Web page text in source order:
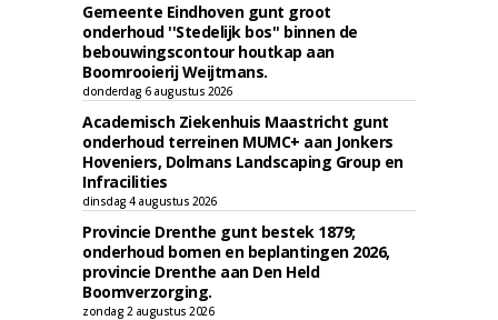
Gemeente Eindhoven gunt groot
onderhoud ''Stedelijk bos'' binnen de
bebouwingscontour houtkap aan
Boomrooierij Weijtmans.
donderdag 6 augustus 2026
Academisch Ziekenhuis Maastricht gunt
onderhoud terreinen MUMC+ aan Jonkers
Hoveniers, Dolmans Landscaping Group en
Infracilities
dinsdag 4 augustus 2026
Provincie Drenthe gunt bestek 1879;
onderhoud bomen en beplantingen 2026,
provincie Drenthe aan Den Held
Boomverzorging.
zondag 2 augustus 2026